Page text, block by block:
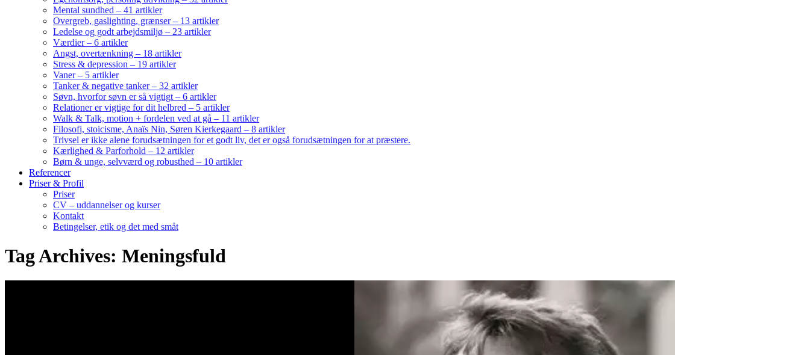
Mental sundhed – 41 artikler
Overgreb, gaslighting, grænser – 13 artikler
Ledelse og godt arbejdsmiljø – 23 artikler
Værdier – 6 artikler
Angst, overtænkning – 18 artikler
Stress & depression – 19 artikler
Vaner – 5 artikler
Tanker & negative tanker – 32 artikler
Søvn, hvorfor søvn er så vigtigt – 6 artikler
Relationer er vigtige for dit helbred – 5 artikler
Walk & Talk, motion + fordelen ved at gå – 11 artikler
Filosofi, stoicisme, Anaïs Nin, Søren Kierkegaard – 8 artikler
Trivsel er ikke alene forudsætningen for et godt liv, det er også forudsætningen for at præstere.
Kærlighed & Parforhold – 12 artikler
Børn & unge, selvværd og robusthed – 10 artikler
Referencer
Priser & Profil
Priser
CV – uddannelser og kurser
Kontakt
Betingelser, etik og det med småt
Tag Archives: Meningsfuld